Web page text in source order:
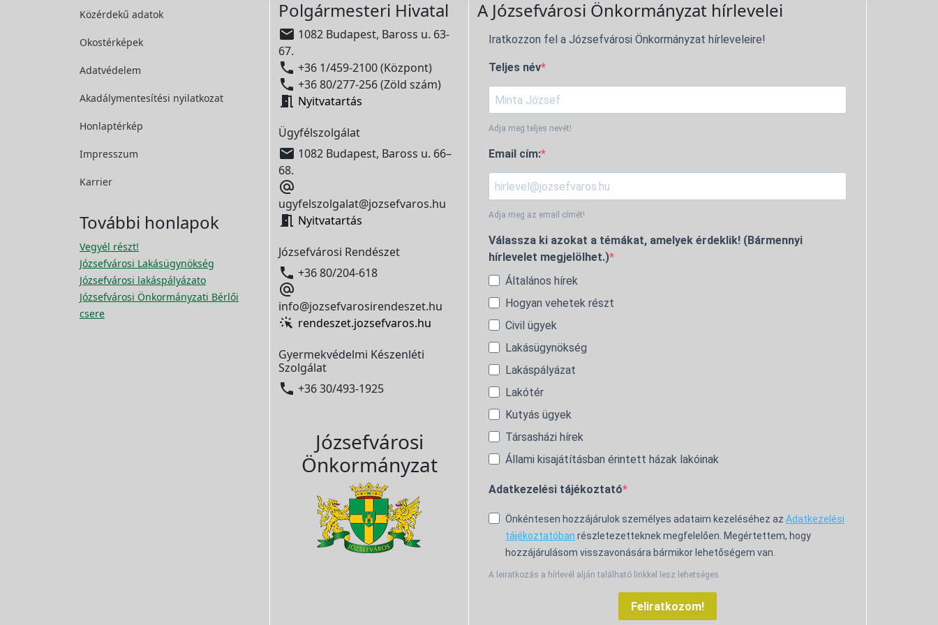
Közérdekű adatok
Okostérképek
Adatvédelem
Akadálymentesítési nyilatkozat
Honlaptérkép
Impresszum
Karrier
További honlapok
Vegyél részt!
Józsefvárosi Lakásügynökség
Józsefvárosi lakáspályázato
Józsefvárosi Önkormányzati Bérlői
csere
Polgármesteri Hivatal
 1082 Budapest, Baross u. 63-
67.
 +36 1/459-2100 (Központ)
 +36 80/277-256 (Zöld szám)
 Nyitvatartás
Ügyfélszolgálat
 1082 Budapest, Baross u. 66–
68.

ugyfelszolgalat@jozsefvaros.hu
 Nyitvatartás
Józsefvárosi Rendészet
 +36 80/204-618

info@jozsefvarosirendeszet.hu
rendeszet.jozsefvaros.hu
Gyermekvédelmi Készenléti
Szolgálat
 +36 30/493-1925
Józsefvárosi
Önkormányzat
A Józsefvárosi Önkormányzat hírlevelei
Iratkozzon fel a Józsefvárosi Önkormányzat hírleveleire!
Teljes név
Adja meg teljes nevét!
Email cím:
Adja meg az email címét!
Válassza ki azokat a témákat, amelyek érdeklik! (Bármennyi
hírlevelet megjelölhet.)
Általános hírek
Hogyan vehetek részt
Civil ügyek
Lakásügynökség
Lakáspályázat
Lakótér
Kutyás ügyek
Társasházi hírek
Állami kisajátításban érintett házak lakóinak
Adatkezelési tájékoztató
Önkéntesen hozzájárulok személyes adataim kezeléséhez az Adatkezelési
tájékoztatóban részletezetteknek megfelelően. Megértettem, hogy
hozzájárulásom visszavonására bármikor lehetőségem van.
A leiratkozás a hírlevél alján található linkkel lesz lehetséges.
Feliratkozom!